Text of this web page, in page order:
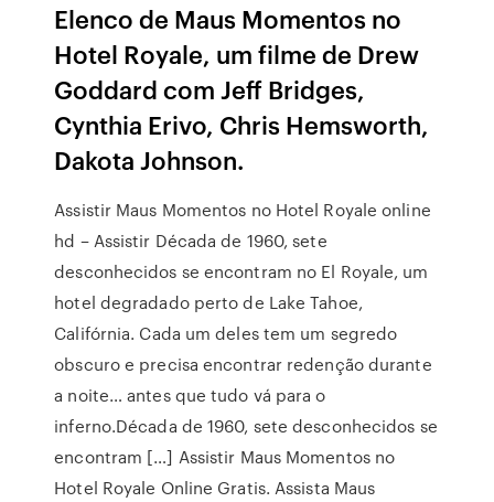
Elenco de Maus Momentos no
Hotel Royale, um filme de Drew
Goddard com Jeff Bridges,
Cynthia Erivo, Chris Hemsworth,
Dakota Johnson.
Assistir Maus Momentos no Hotel Royale online
hd – Assistir Década de 1960, sete
desconhecidos se encontram no El Royale, um
hotel degradado perto de Lake Tahoe,
Califórnia. Cada um deles tem um segredo
obscuro e precisa encontrar redenção durante
a noite… antes que tudo vá para o
inferno.Década de 1960, sete desconhecidos se
encontram […] Assistir Maus Momentos no
Hotel Royale Online Gratis. Assista Maus